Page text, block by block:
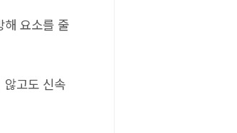
해 요소를 줄
않고도 신속